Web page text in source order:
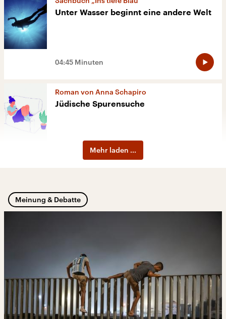
Unter Wasser beginnt eine andere Welt
04:45 Minuten
Roman von Anna Schapiro
Jüdische Spurensuche
06:02 Minuten
„Es beginnt immer mit der Bosheit“
Schriftstellerin Monika Helfer
Die gute Seele der öster­rei­chischen
Literatur ist tot
Mehr laden ...
Meinung & Debatte